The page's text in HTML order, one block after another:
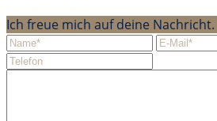
Ich freue mich auf deine Nachricht.